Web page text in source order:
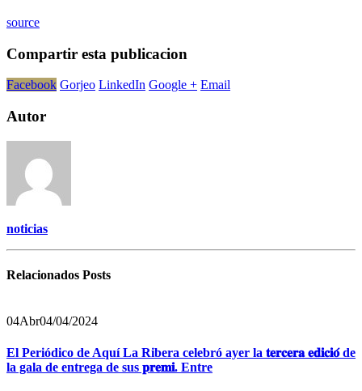
source
Compartir esta publicacion
Facebook Gorjeo LinkedIn Google + Email
Autor
noticias
Relacionados Posts
04Abr04/04/2024
El Periódico de Aquí La Ribera celebró ayer la 𝐭𝐞𝐫𝐜𝐞𝐫𝐚 𝐞𝐝𝐢𝐜𝐢𝐨́ de
la gala de entrega de sus 𝐩𝐫𝐞𝐦𝐢. Entre